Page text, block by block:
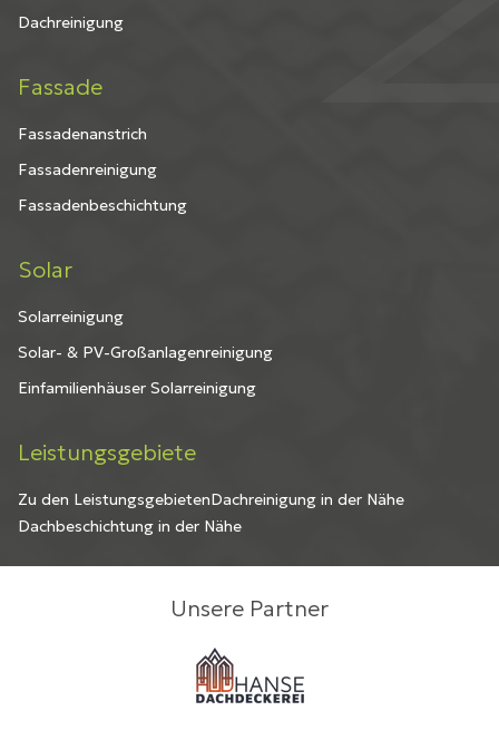
Dachreinigung
Fassade
Fassadenanstrich
Fassadenreinigung
Fassadenbeschichtung
Solar
Solarreinigung
Solar- & PV-Großanlagenreinigung
Einfamilienhäuser Solarreinigung
Leistungsgebiete
Zu den LeistungsgebietenDachreinigung in der Nähe
Dachbeschichtung in der Nähe
Unsere Partner